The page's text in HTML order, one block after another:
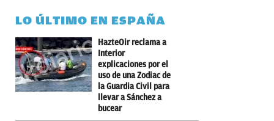
LO ÚLTIMO EN ESPAÑA
HazteOir reclama a
Interior
explicaciones por el
uso de una Zodiac de
la Guardia Civil para
llevar a Sánchez a
bucear